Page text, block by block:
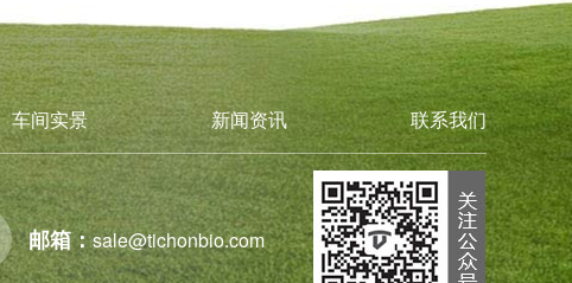
车间实景 新闻资讯 联系我们
邮箱：sale@tichonbio.com